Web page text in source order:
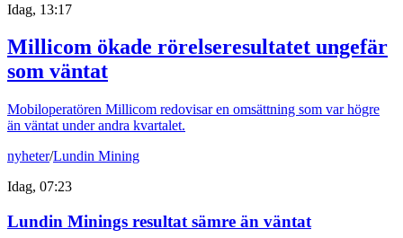
Idag, 13:17
Millicom ökade rörelseresultatet ungefär
som väntat
Mobiloperatören Millicom redovisar en omsättning som var högre
än väntat under andra kvartalet.
nyheter/Lundin Mining
Idag, 07:23
Lundin Minings resultat sämre än väntat